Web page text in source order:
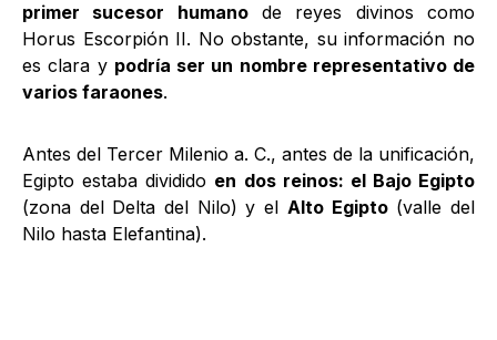
primer sucesor humanode reyes divinos como
Horus Escorpión II. No obstante, su información no
es clara y podría ser un nombre representativo de
varios faraones.
Antes del Tercer Milenio a. C., antes de la unificación,
Egipto estaba dividido en dos reinos: el Bajo Egipto
(zona del Delta del Nilo) y el Alto Egipto(valle del
Nilo hasta Elefantina).